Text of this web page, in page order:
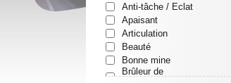
Anti-tâche / Eclat
Apaisant
Articulation
Beauté
Bonne mine
Brûleur de